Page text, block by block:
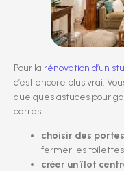
Pour la rénovation d’un
c’est encore plus vrai.
quelques astuces pour
carrés :
choisir des
fermer les
créer un îlot